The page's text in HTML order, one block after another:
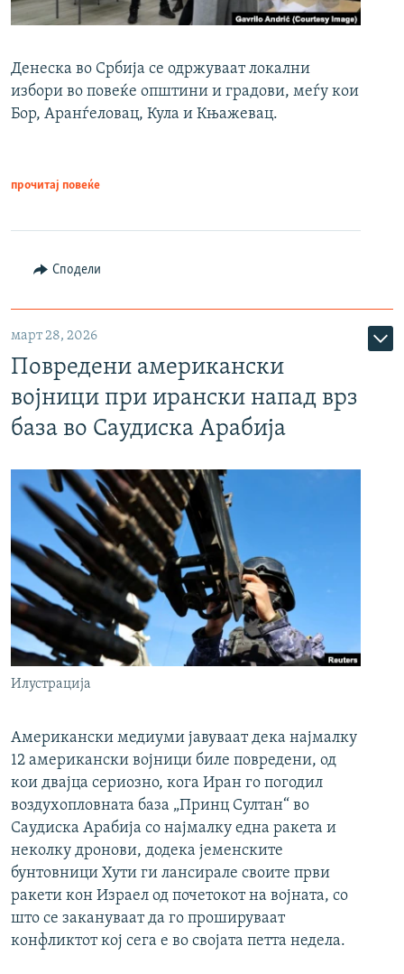
Денеска во Србија се одржуваат локални
избори во повеќе општини и градови, меѓу кои
Бор, Аранѓеловац, Кула и Књажевац.
прочитај повеќе
Сподели
март 28, 2026
Повредени американски
војници при ирански напад врз
база во Саудиска Арабија
Илустрација
Американски медиуми јавуваат дека најмалку
12 американски војници биле повредени, од
кои двајца сериозно, кога Иран го погодил
воздухопловната база „Принц Султан“ во
Саудиска Арабија со најмалку една ракета и
неколку дронови, додека јеменските
бунтовници Хути ги лансирале своите први
ракети кон Израел од почетокот на војната, со
што се закануваат да го прошируваат
конфликтот кој сега е во својата петта недела.